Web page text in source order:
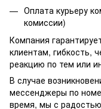
Оплата курьеру
комиссии)
Компания
клиентам, гибкость,
реакцию по тем или
В случае
мессенджеры по
время, мы с